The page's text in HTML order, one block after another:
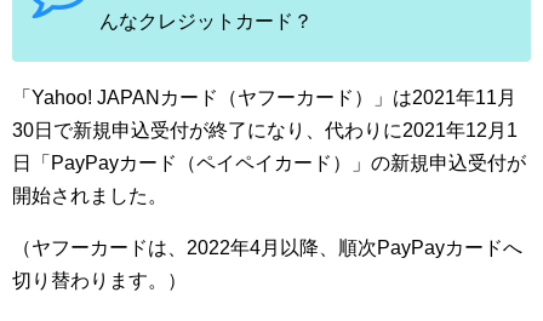
んなクレジットカード？
「Yahoo! JAPANカード（ヤフーカード）」は2021年11月
30日で新規申込受付が終了になり、代わりに2021年12月1
日「PayPayカード（ペイペイカード）」の新規申込受付が
開始されました。
（ヤフーカードは、2022年4月以降、順次PayPayカードへ
切り替わります。）